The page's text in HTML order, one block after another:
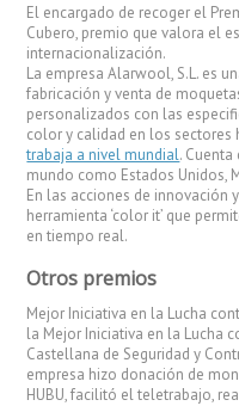
El encargado de recoger el
Cubero, premio que valora el
internacionalización.
La empresa Alarwool, S.L. es
fabricación y venta de
personalizados con las
color y calidad en los
trabaja a nivel mundial.
mundo como Estados Unidos,
En las acciones de innovación
herramienta ‘color it’ que
en tiempo real.
Otros premios
Mejor Iniciativa en la Lucha
la Mejor Iniciativa en la Lucha
Castellana de Seguridad y
empresa hizo donación de
HUBU, facilitó el teletrabajo,